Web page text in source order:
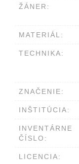
ŽÁNER:
MATERIÁL:
TECHNIKA:
ZNAČENIE:
INŠTITÚCIA:
INVENTÁRNE
ČÍSLO:
LICENCIA: